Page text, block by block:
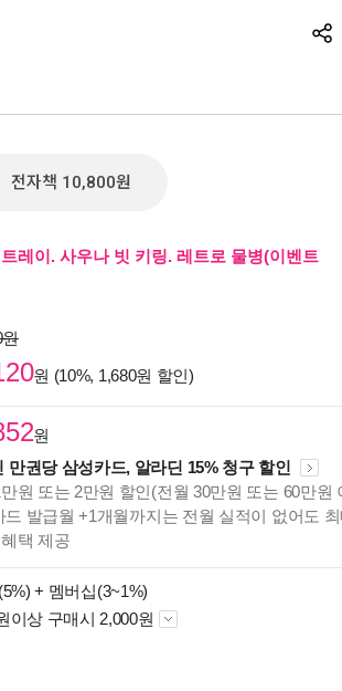
전자책 10,800원
레이. 사우나 빗 키링. 레트로 물병(이벤트
원
원 (10%, 1,680원 할인)
원
만권당 삼성카드, 알라딘 15% 청구 할인
원 또는 2만원 할인(전월 30만원 또는 60만원
드 발급월 +1개월까지는 전월 실적이 없어도 최
택 제공
+ 멤버십(3~1%)
이상 구매시 2,000원